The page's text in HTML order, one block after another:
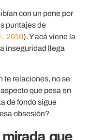
con un pene por
puntajes de
2010). Y acá viene la
inseguridad llega
te relaciones, no se
que pesa en
de fondo sigue
obsesión?
que